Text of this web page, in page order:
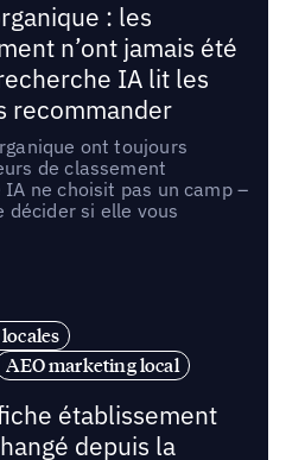
: les
n’ont jamais été
IA lit les
recommander
ont toujours
de classement
ne choisit pas un camp –
décider si elle vous
AEO marketing local
établissement
depuis la